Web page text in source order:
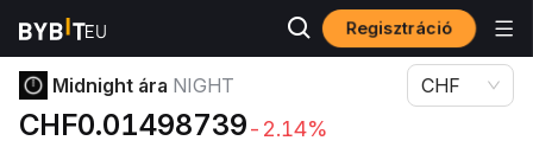
Regisztráció
Kriptovaluta árak Midnight ára NIGHT
Midnight ára NIGHT
CHF0.01498739-2.14%
CHF